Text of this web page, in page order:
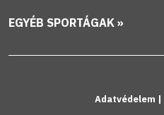
EGYÉB SPORTÁGAK »
Adatvédelem |